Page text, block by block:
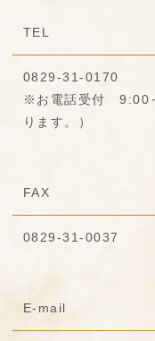
TEL
0829-31-0170
※お電話受付 9:00
ります。）
FAX
0829-31-0037
E-mail